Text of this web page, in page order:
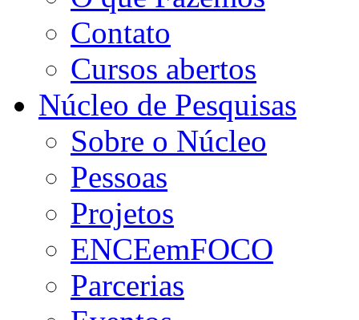
Contato
Cursos abertos
Núcleo de Pesquisas
Sobre o Núcleo
Pessoas
Projetos
ENCEemFOCO
Parcerias